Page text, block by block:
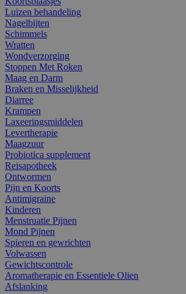
Luizen behandeling
Nagelbijten
Schimmels
Wratten
Wondverzorging
Stoppen Met Roken
Maag en Darm
Braken en Misselijkheid
Diarree
Krampen
Laxeeringsmiddelen
Levertherapie
Maagzuur
Probiotica supplement
Reisapotheek
Ontwormen
Pijn en Koorts
Antimigraine
Kinderen
Menstruatie Pijnen
Mond Pijnen
Spieren en gewrichten
Volwassen
Gewichtscontrole
Aromatherapie en Essentiele Olien
Afslanking